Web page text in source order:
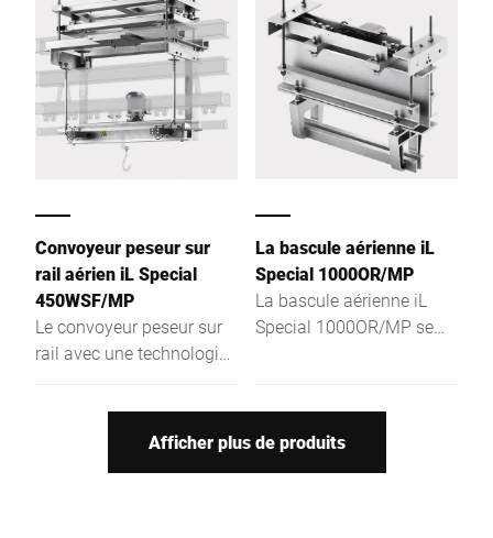
s'adapte à tous types
d'applications, qu'elle soit
intégrée dans un meuble,
dans un système ou
utilisée pour des
applications de pesage
montage au mur
Convoyeur peseur sur
rail aérien iL Special
450WSF/MP
Le convoyeur peseur sur
rail avec une technologie
parfaitement les
La bascule aérienne iL
Special 1000OR/MP
La bascule aérienne iL
Special 1000OR/MP se
pour une installation sur
tous les réseaux aériens
Afficher plus de produits